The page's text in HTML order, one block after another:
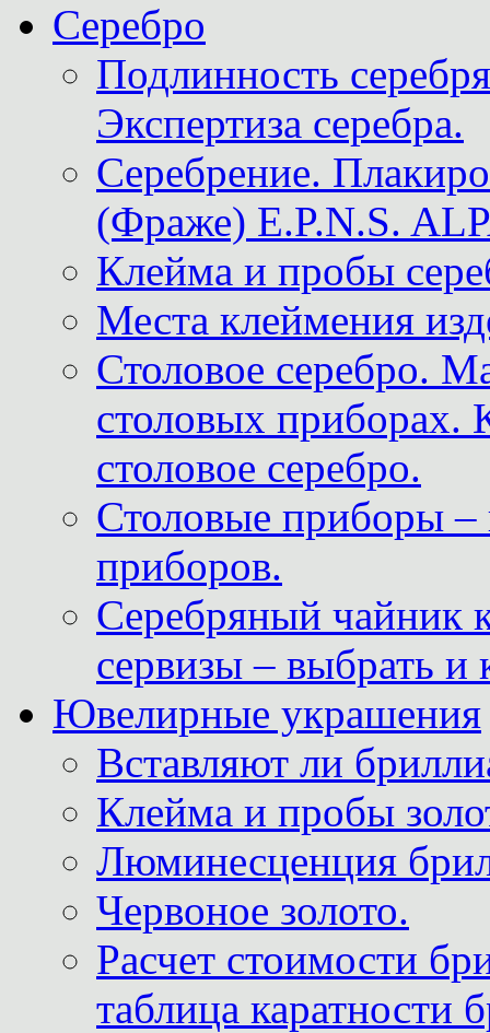
Серебро
Подлинность
Экспертиза серебра.
Серебрение.
(Фраже) E.P.N.S.
Клейма и пробы
Места клеймения
Столовое серебро.
столовых приборах.
столовое серебро.
Столовые приборы –
приборов.
Серебряный чайник
сервизы – выбрать и
Ювелирные украшения
Вставляют ли
Клейма и пробы
Люминесценция
Червоное золото.
Расчет стоимости
таблица каратности